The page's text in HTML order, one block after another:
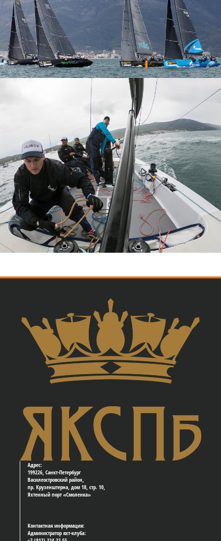
Адрес:
199226, Санкт-Петербург
Василеостровский район,
пр. Крузенштерна, дом 18, стр. 10,
Яхтенный порт «Смоленка»
Контактная информация:
Администратор яхт-клуба: